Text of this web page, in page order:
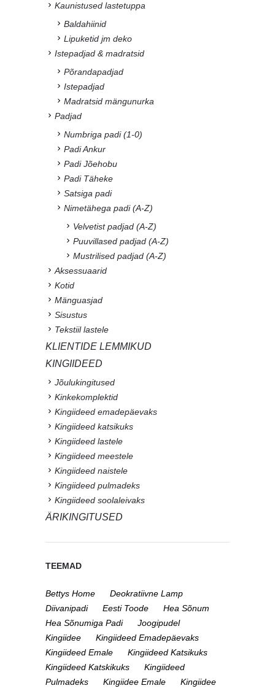
Kaunistused lastetuppa
Baldahiinid
Lipuketid jm deko
Istepadjad & madratsid
Põrandapadjad
Istepadjad
Madratsid mängunurka
Padjad
Numbriga padi (1-0)
Padi Ankur
Padi Jõehobu
Padi Täheke
Satsiga padi
Nimetähega padi (A-Z)
Velvetist padjad (A-Z)
Puuvillased padjad (A-Z)
Mustrilised padjad (A-Z)
Aksessuaarid
Kotid
Mänguasjad
Sisustus
Tekstiil lastele
KLIENTIDE LEMMIKUD
KINGIIDEED
Jõulukingitused
Kinkekomplektid
Kingiideed emadepäevaks
Kingiideed katsikuks
Kingiideed lastele
Kingiideed meestele
Kingiideed naistele
Kingiideed pulmadeks
Kingiideed soolaleivaks
ÄRIKINGITUSED
TEEMAD
Bettys Home
Deokratiivne Lamp
Diivanipadi
Eesti Toode
Hea Sõnum
Hea Sõnumiga Padi
Joogipudel
Kingiidee
Kingiideed Emadepäevaks
Kingiideed Emale
Kingiideed Katsikuks
Kingiideed Katskikuks
Kingiideed
Pulmadeks
Kingiidee Emale
Kingiidee